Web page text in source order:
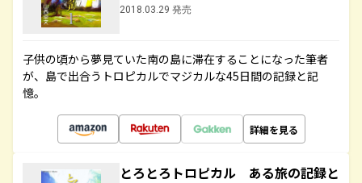
2018.03.29 発売
子供の頃から夢見ていた南の島に滞在することになった筆者
が、島で出合うトロピカルでマジカルな45日間の記録と記
憶。
詳細を見る
とろとろトロピカル ある旅の記録と